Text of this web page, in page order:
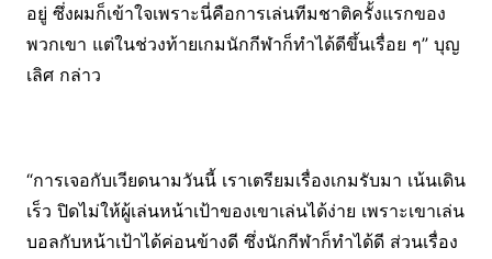
อยู่ ซึ่งผมก็เข้าใจเพราะนี่คือการเล่นทีมชาติครั้งแรกของ
พวกเขา แต่ในช่วงท้ายเกมนักกีฬาก็ทำได้ดีขึ้นเรื่อย ๆ” บุญ
เลิศ กล่าว
“การเจอกับเวียดนามวันนี้ เราเตรียมเรื่องเกมรับมา เน้นเดิน
เร็ว ปิดไม่ให้ผู้เล่นหน้าเป้าของเขาเล่นได้ง่าย เพราะเขาเล่น
บอลกับหน้าเป้าได้ค่อนข้างดี ซึ่งนักกีฬาก็ทำได้ดี ส่วนเรื่อง